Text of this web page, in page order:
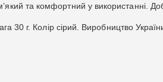
та комфортний у використанні.
30 г. Колір сірий. Виробництво